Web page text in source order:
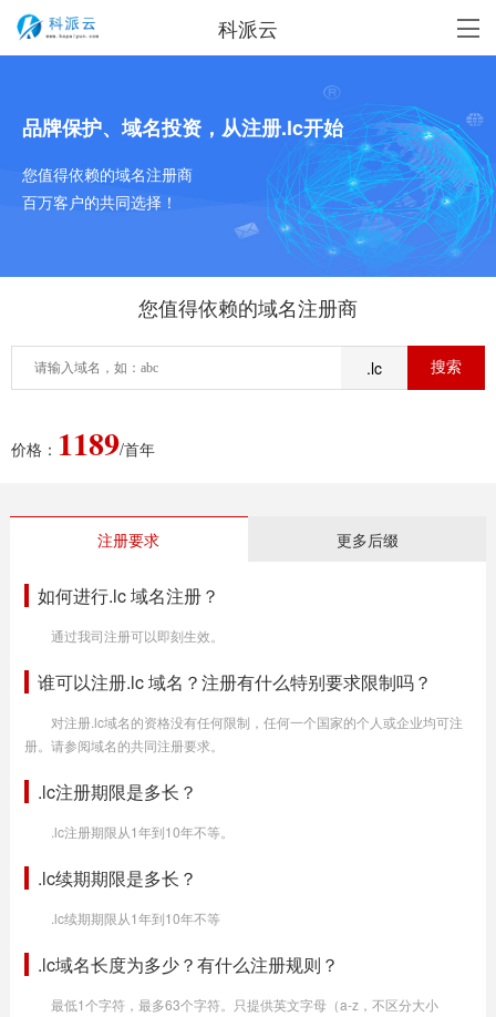
科派云
品牌保护、域名投资，从注册.lc开始
您值得依赖的域名注册商
百万客户的共同选择！
您值得依赖的域名注册商
.lc
价格： 1189/首年
注册要求 更多后缀
如何进行.lc 域名注册？
通过我司注册可以即刻生效。
谁可以注册.lc 域名？注册有什么特别要求限制吗？
对注册.lc域名的资格没有任何限制，任何一个国家的个人或企业均可注
册。请参阅域名的共同注册要求。
.lc注册期限是多长？
.lc注册期限从1年到10年不等。
.lc续期期限是多长？
.lc续期期限从1年到10年不等
.lc域名长度为多少？有什么注册规则？
最低1个字符，最多63个字符。只提供英文字母（a-z，不区分大小